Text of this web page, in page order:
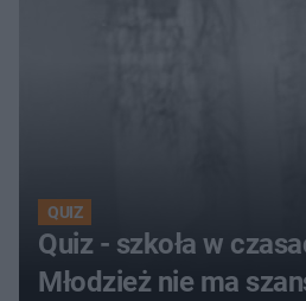
QUIZ
Quiz - szkoła w
Młodzież nie ma